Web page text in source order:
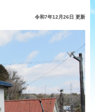
令和7年12月26日 更新